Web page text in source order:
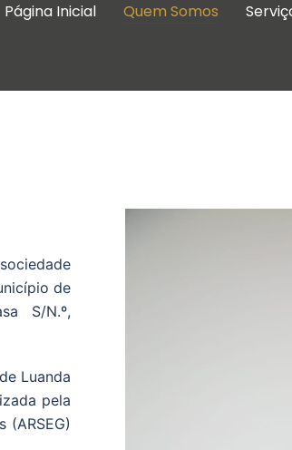
Página Inicial Quem Somos
de
S/N.º,
Luanda
pela
(ARSEG)